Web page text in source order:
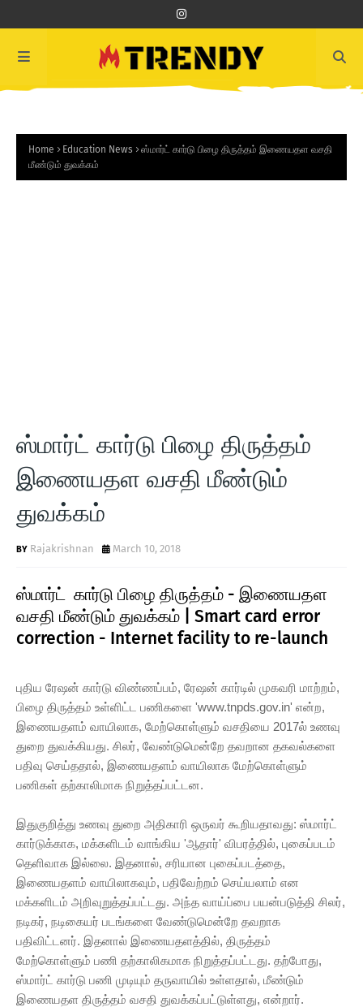
Home Education News
ஸ்மார்ட் கார்டு பிழை திருத்தம் இணையதள வசதி
மீண்டும் துவக்கம்
ஸ்மார்ட் கார்டு பிழை திருத்தம்
இணையதள வசதி மீண்டும்
துவக்கம்
Rajakrishnan March 10, 2018
ஸ்மார்ட் கார்டு பிழை திருத்தம் - இணையதள
வசதி மீண்டும் துவக்கம் | Smart card error
correction - Internet facility to re-launch
புதிய ரேஷன் கார்டு விண்ணப்பம், ரேஷன் கார்டில் முகவரி மாற்றம்,
பிழை திருத்தம் உள்ளிட்ட பணிகளை 'www.tnpds.gov.in' என்ற,
இணையதளம் வாயிலாக, மேற்கொள்ளும் வசதியை 2017ல் உணவு
துறை துவக்கியது. சிலர், வேண்டுமென்றே தவறான தகவல்களை
பதிவு செய்ததால், இணையதளம் வாயிலாக மேற்கொள்ளும்
பணிகள் தற்காலிமாக நிறுத்தப்பட்டன.
இதுகுறித்து உணவு துறை அதிகாரி ஒருவர் கூறியதாவது: ஸ்மார்ட்
கார்டுக்காக, மக்களிடம் வாங்கிய 'ஆதார்' விபரத்தில், புகைப்படம்
தெளிவாக இல்லை. இதனால், சரியான புகைப்படத்தை,
இணையதளம் வாயிலாகவும், பதிவேற்றம் செய்யலாம் என
மக்களிடம் அறிவுறுத்தப்பட்டது. அந்த வாய்ப்பை பயன்படுத்தி சிலர்,
நடிகர், நடிகையர் படங்களை வேண்டுமென்றே தவறாக
பதிவிட்டனர். இதனால் இணையதளத்தில், திருத்தம்
மேற்கொள்ளும் பணி தற்காலிகமாக நிறுத்தப்பட்டது. தற்போது,
ஸ்மார்ட் கார்டு பணி முடியும் தருவாயில் உள்ளதால், மீண்டும்
இணையதள திருத்தம் வசதி துவக்கப்பட்டுள்ளது, என்றார்.